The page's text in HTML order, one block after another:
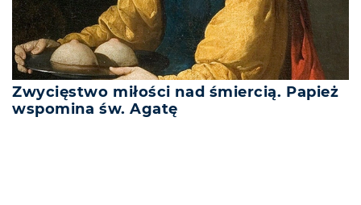
Zwycięstwo miłości nad śmiercią. Papież
wspomina św. Agatę